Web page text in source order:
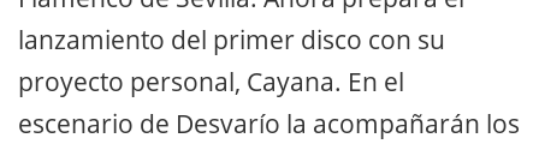
lanzamiento del primer disco con su
proyecto personal, Cayana. En el
escenario de Desvarío la acompañarán los